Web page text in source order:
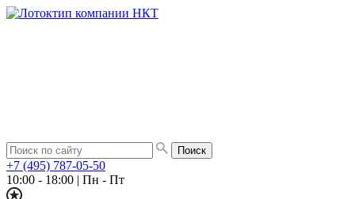
+7 (495) 787-05-50
10:00 - 18:00 | Пн - Пт